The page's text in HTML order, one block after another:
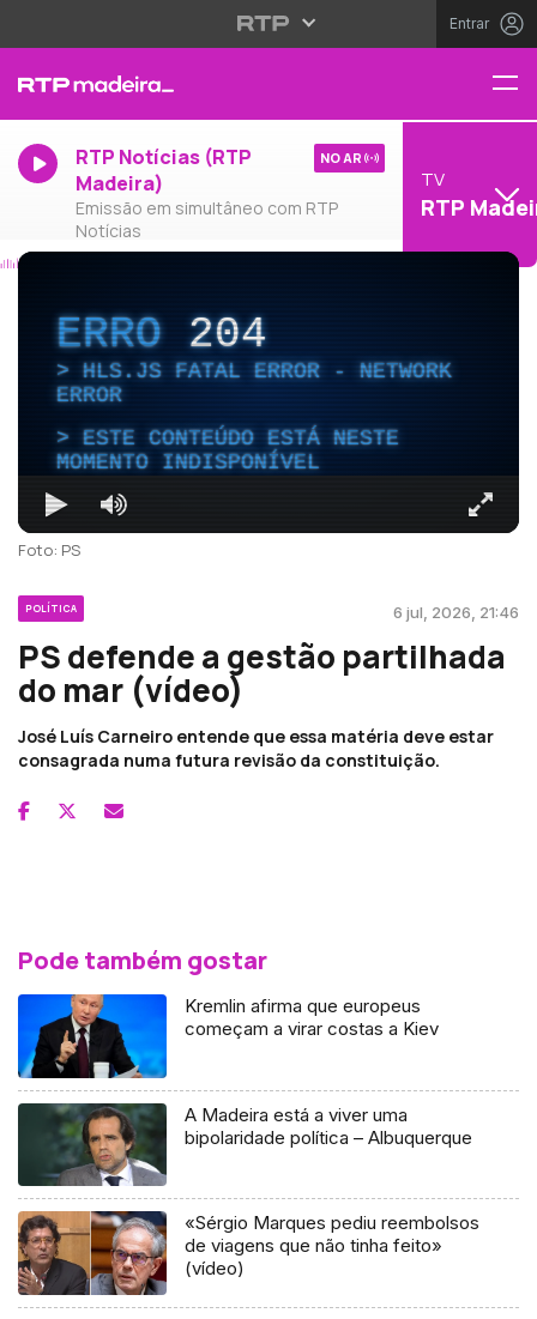
Entrar
RTP Notícias (RTP
Madeira)
Emissão em simultâneo com RTP
Notícias
NO AR
TV
RTP
ERRO204
HLS.JS FATAL ERROR - NETWORK
ERROR
ESTE CONTEÚDO ESTÁ NESTE
MOMENTO INDISPONÍVEL
Foto: PS
POLÍTICA 6 jul, 2026, 21:46
PS defende a gestão partilhada
do mar (vídeo)
José Luís Carneiro entende que essa matéria deve estar
consagrada numa futura revisão da constituição.
Pode também gostar
Kremlin afirma que europeus
começam a virar costas a Kiev
A Madeira está a viver uma
bipolaridade política – Albuquerque
«Sérgio Marques pediu reembolsos
de viagens que não tinha feito»
(vídeo)